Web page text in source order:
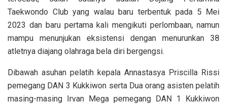
Taekwondo Club yang walau baru terbentuk pada 5 Mei
2023 dan baru pertama kali mengikuti perlombaan, namun
mampu menunjukan eksistensi dengan menurunkan 38
atletnya diajang olahraga bela diri bergengsi.
Dibawah asuhan pelatih kepala Annastasya Priscilla Rissi
pemegang DAN 3 Kukkiwon serta Dua orang asisten pelatih
masing-masing Irvan Mega pemegang DAN 1 Kukkiwon